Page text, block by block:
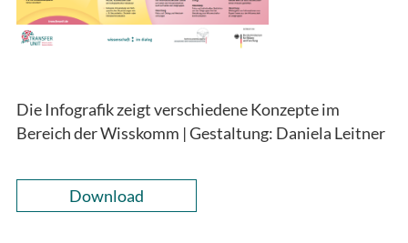
Die Infografik zeigt verschiedene Konzepte im
Bereich der Wisskomm | Gestaltung: Daniela Leitner
Download